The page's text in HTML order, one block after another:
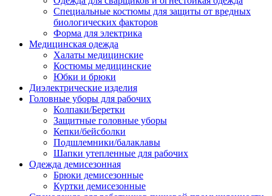
Специальные костюмы для защиты от вредных
биологических факторов
Форма для электрика
Медицинская одежда
Халаты медицинские
Костюмы медицинские
Юбки и брюки
Диэлектрические изделия
Головные уборы для рабочих
Колпаки/Беретки
Защитные головные уборы
Кепки/бейсболки
Подшлемники/балаклавы
Шапки утепленные для рабочих
Одежда демисезонная
Брюки демисезонные
Куртки демисезонные